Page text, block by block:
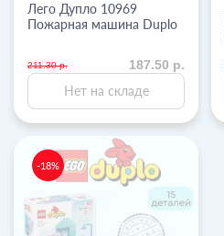
Лего Дупло 10969
Пожарная машина Duplo
211.30 р. 187.50 р.
Нет на складе
-18%